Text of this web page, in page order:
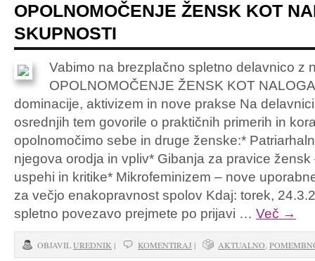
OPOLNOMOČENJE ŽENSK KOT
SKUPNOSTI
Vabimo na brezplačno spletno delavnico z
OPOLNOMOČENJE ŽENSK KOT
dominacije, aktivizem in nove prakse Na
osrednjih tem govorile o praktičnih primerih in
opolnomočimo sebe in druge ženske:*
njegova orodja in vpliv* Gibanja za pravice
uspehi in kritike* Mikrofeminizem – nove
za večjo enakopravnost spolov Kdaj: torek,
spletno povezavo prejmete po prijavi … Več →
OBJAVILUREDNIK | KOMENTIRAJ | AKTUALNO